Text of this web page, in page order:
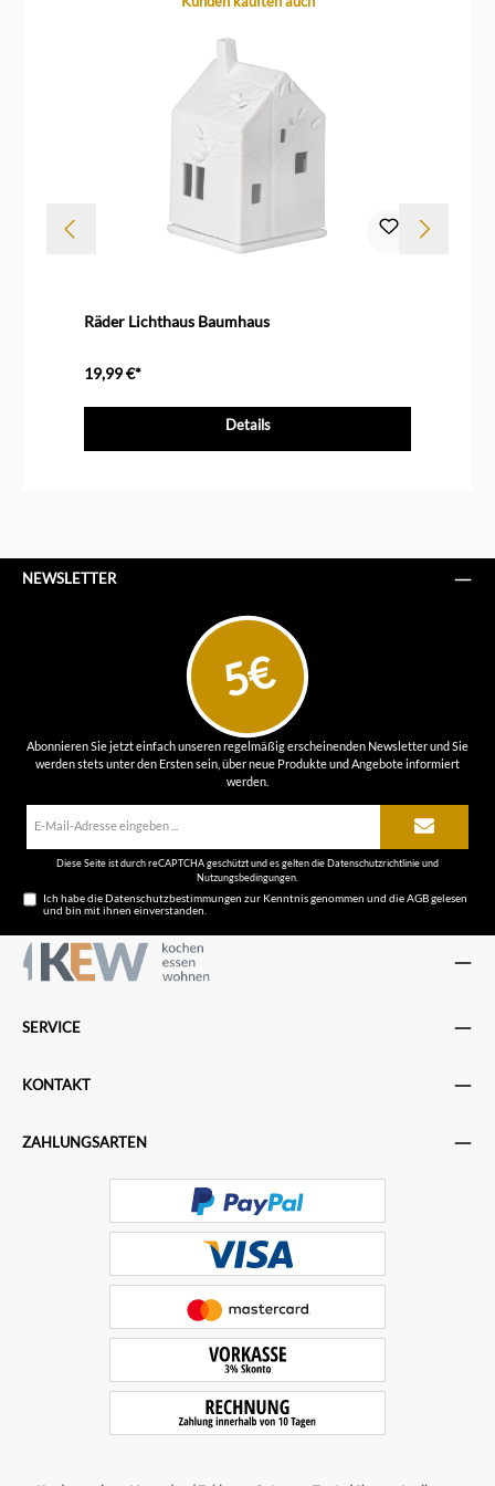
Räder Lichthaus Baumhaus
19,99 €*
Details
NEWSLETTER
5€
Abonnieren Sie jetzt einfach unseren regelmäßig erscheinenden Newsletter und Sie
werden stets unter den Ersten sein, über neue Produkte und Angebote informiert
werden.
Diese Seite ist durch reCAPTCHA geschützt und es gelten die Datenschutzrichtlinieund
Nutzungsbedingungen.
Ich habe dieDatenschutzbestimmungen zur Kenntnis genommen und dieAGBgelesen
und bin mit ihnen einverstanden.
SERVICE
KONTAKT
ZAHLUNGSARTEN